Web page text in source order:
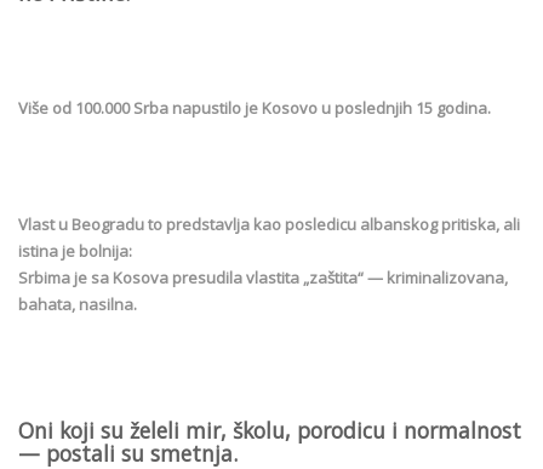
Više od 100.000 Srba napustilo je Kosovo u poslednjih 15 godina.
Vlast u Beogradu to predstavlja kao posledicu albanskog pritiska, ali
istina je bolnija:
Srbima je sa Kosova presudila vlastita „zaštita“ — kriminalizovana,
bahata, nasilna.
Oni koji su želeli mir, školu, porodicu i normalnost
— postali su smetnja.